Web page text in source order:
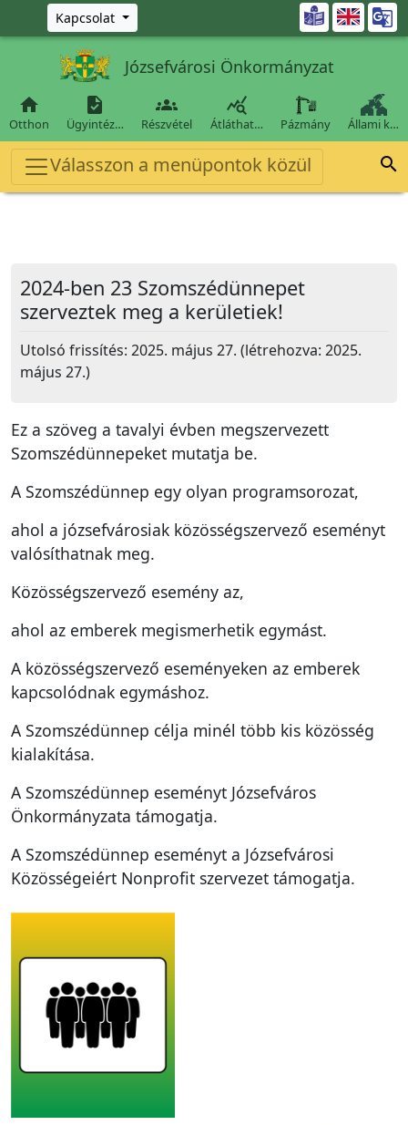
Ugrás a fő tartalomra
Kapcsolat 
Józsefvárosi Önkormányzat

Otthon

Ügyintéz…

Részvétel

Átláthat… Pázmány Állami k…
Válasszon a menüpontok közül 
2024-ben 23 Szomszédünnepet
szerveztek meg a kerületiek!
Utolsó frissítés: 2025. május 27. (létrehozva: 2025.
május 27.)
Ez a szöveg a tavalyi évben megszervezett
Szomszédünnepeket mutatja be.
A Szomszédünnep egy olyan programsorozat,
ahol a józsefvárosiak közösségszervező eseményt
valósíthatnak meg.
Közösségszervező esemény az,
ahol az emberek megismerhetik egymást.
A közösségszervező eseményeken az emberek
kapcsolódnak egymáshoz.
A Szomszédünnep célja minél több kis közösség
kialakítása.
A Szomszédünnep eseményt Józsefváros
Önkormányzata támogatja.
A Szomszédünnep eseményt a Józsefvárosi
Közösségeiért Nonprofit szervezet támogatja.